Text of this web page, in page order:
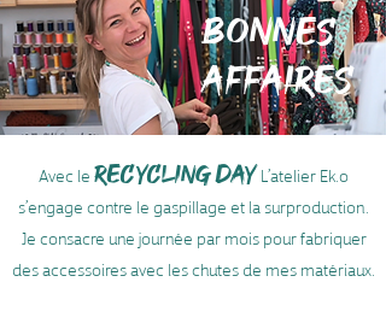
BONNES
AFFAIRES
Avec leRECYCLING DAYL’atelier Ek.o
s’engage contre le gaspillage et la surproduction.
Je consacre une journée par mois pour fabriquer
des accessoires avec les chutes de mes matériaux.